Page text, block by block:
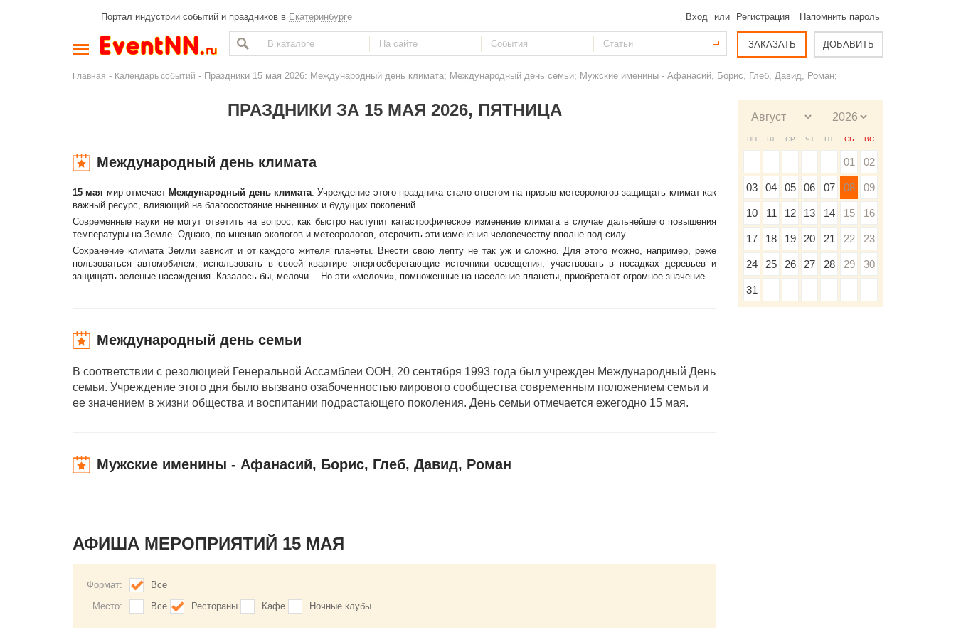
Портал индустрии событий и праздников в Екатеринбурге Вход или Регистрация Напомнить пароль
ЗАКАЗАТЬ ДОБАВИТЬ
Главная - Календарь событий - Праздники 15 мая 2026: Международный день климата; Международный день семьи; Мужские именины - Афанасий, Борис, Глеб, Давид, Роман;
ПРАЗДНИКИ ЗА 15 МАЯ 2026, ПЯТНИЦА
Международный день климата
15 мая мир отмечает Международный день климата. Учреждение этого праздника стало ответом на призыв метеорологов защищать климат как
важный ресурс, влияющий на благосостояние нынешних и будущих поколений.
Современные науки не могут ответить на вопрос, как быстро наступит катастрофическое изменение климата в случае дальнейшего повышения
температуры на Земле. Однако, по мнению экологов и метеорологов, отсрочить эти изменения человечеству вполне под силу.
Сохранение климата Земли зависит и от каждого жителя планеты. Внести свою лепту не так уж и сложно. Для этого можно, например, реже
пользоваться автомобилем, использовать в своей квартире энергосберегающие источники освещения, участвовать в посадках деревьев и
защищать зеленые насаждения. Казалось бы, мелочи… Но эти «мелочи», помноженные на население планеты, приобретают огромное значение.
Международный день семьи
В соответствии с резолюцией Генеральной Ассамблеи ООН, 20 сентября 1993 года был учрежден Международный День
семьи. Учреждение этого дня было вызвано озабоченностью мирового сообщества современным положением семьи и
ее значением в жизни общества и воспитании подрастающего поколения. День семьи отмечается ежегодно 15 мая.
Мужские именины - Афанасий, Борис, Глеб, Давид, Роман
АФИША МЕРОПРИЯТИЙ 15 МАЯ
Формат:
Все
Место:
Все Рестораны Кафе Ночные клубы
ПН ВТ СР ЧТ ПТ СБ ВС
01 02
03 04 05 06 07 08 09
10 11 12 13 14 15 16
17 18 19 20 21 22 23
24 25 26 27 28 29 30
31